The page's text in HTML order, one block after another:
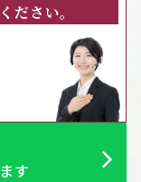
ださい。
す